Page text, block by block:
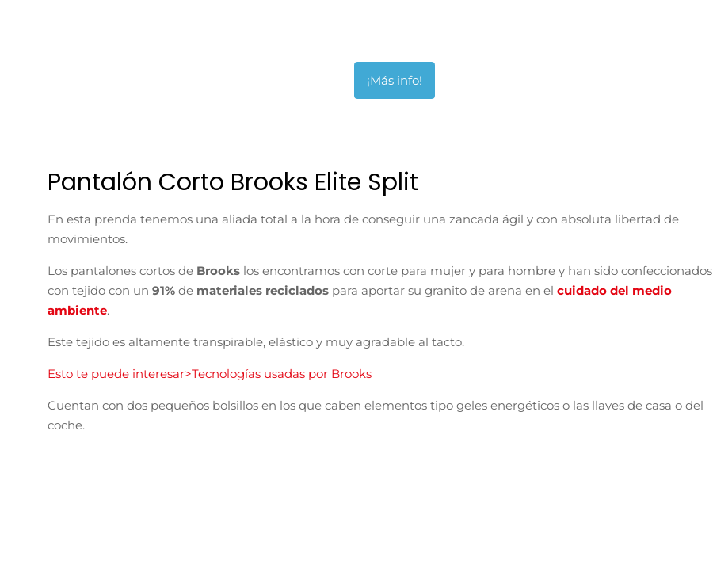
Pantalón Corto Brooks Elite Split
En esta prenda tenemos una aliada total a la hora de conseguir una zancada ágil y con absoluta libertad de
movimientos.
Los pantalones cortos de Brooks los encontramos con corte para mujer y para hombre y han sido confeccionados
con tejido con un 91% de materiales reciclados para aportar su granito de arena en el cuidado del medio
ambiente.
Este tejido es altamente transpirable, elástico y muy agradable al tacto.
Esto te puede interesar>Tecnologías usadas por Brooks
Cuentan con dos pequeños bolsillos en los que caben elementos tipo geles energéticos o las llaves de casa o del
coche.